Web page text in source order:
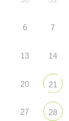
6 7
13 14
20 21
27 28